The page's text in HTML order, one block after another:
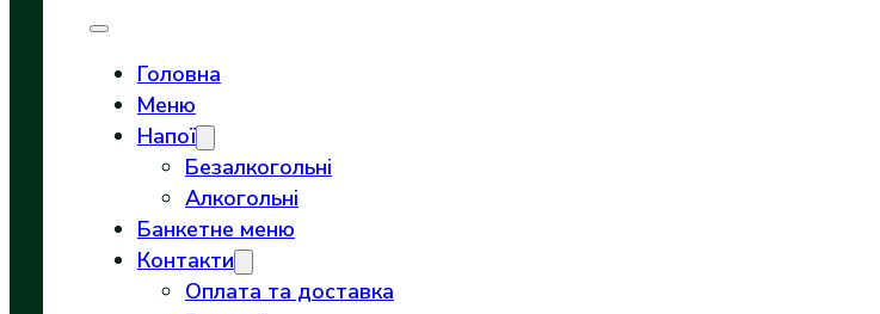
Головна
Меню
Напої
Безалкогольні
Алкогольні
Банкетне меню
Контакти
Оплата та доставка